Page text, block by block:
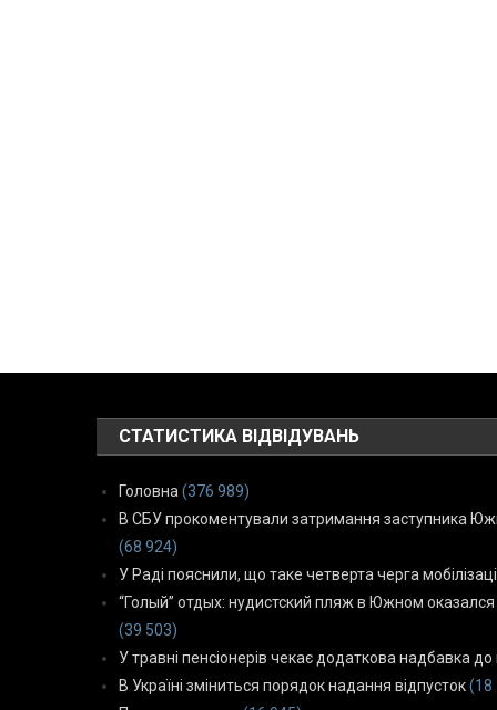
СТАТИСТИКА ВІДВІДУВАНЬ
Головна (376 989)
В СБУ прокоментували затримання заступника
(68 924)
У Раді пояснили, що таке четверта черга
“Голый” отдых: нудистский пляж в Южном
(39 503)
У травні пенсіонерів чекає додаткова надбавка до
В Україні зміниться порядок надання відпусток (18